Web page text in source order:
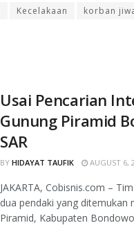
Kecelakaan korban
Usai Pencarian
Gunung Piramid
SAR
BY HIDAYAT TAUFIK AUGUST 6,
JAKARTA, Cobisnis.com –
dua pendaki yang ditemukan
Piramid, Kabupaten